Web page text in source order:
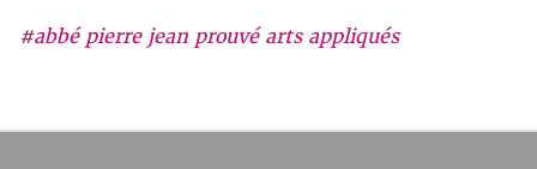
#abbé pierre jean prouvé arts appliqués